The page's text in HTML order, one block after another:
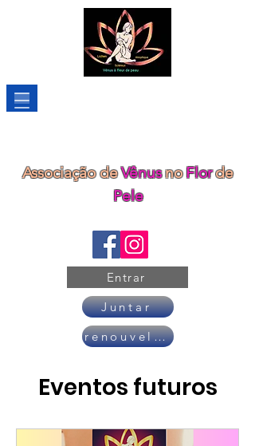
Associação deVênusnoFlorde
Pele
Entrar
Juntar
renouveler son adhésion
Eventos futuros